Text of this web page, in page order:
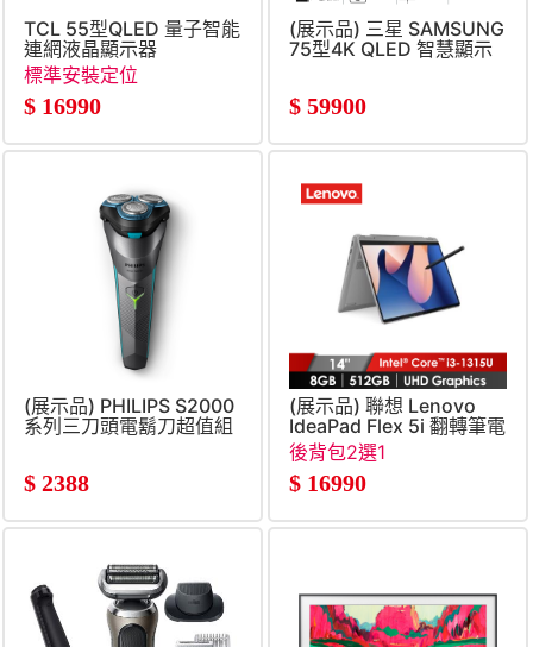
TCL 55型QLED 量子智能
連網液晶顯示器
標準安裝定位
$ 16990
(展示品) 三星 SAMSUNG
75型4K QLED 智慧顯示
$ 59900
(展示品) PHILIPS S2000
系列三刀頭電鬍刀超值組
$ 2388
(展示品) 聯想 Lenovo
IdeaPad Flex 5i 翻轉筆電
14&#034; (i3-
UHD
後背包2選1
$ 16990